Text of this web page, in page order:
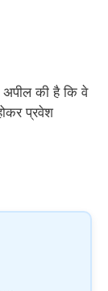
अपील की है कि वे
प्रवेश